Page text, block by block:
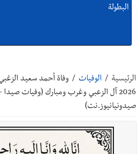
البطولة
استدراج وابتزاز واعتداء جنسي على قاصر
الرئيسية / الوفيات /
2026 آل الزعبي وغرب ومبارك (وفيات
صيدونيانيوز.نت)